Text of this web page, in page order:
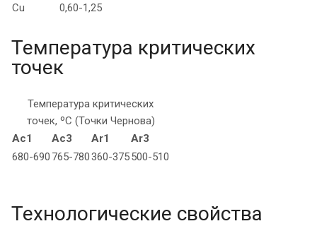
Cu
0,60-1,25
Температура критических
точек
Температура критических
точек, ºC (Точки Чернова)
Ac1
Ac3 Ar1
Ar3
680-690 765-780360-375500-510
Технологические свойства